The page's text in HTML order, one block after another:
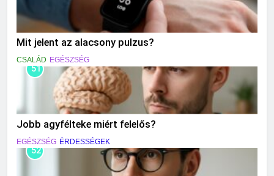
Mit jelent az alacsony pulzus?
CSALÁD EGÉSZSÉG
51
Jobb agyfélteke miért felelős?
EGÉSZSÉG ÉRDESSÉGEK
52